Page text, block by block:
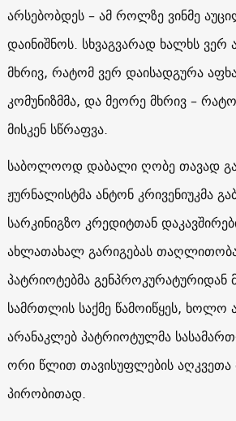
არსებობდეს – ამ როლზე ვინმე
დაინიშნოს. სხვაგვარად ხალხს ვერ
მხრივ, რატომ ვერ დაისადგურა
კომუნიზმმა, და მეორე მხრივ –
მისკენ სწრაფვა.
საბოლოოდ დაბალი ღობე თავად
ჟურნალისტმა ანტონ კრივენიუკმა
სარკინიგზო კრედიტთან
ახლათახალ გარიგებას
პატრიოტებმა გენპროკურატურიდან
სამრთლის საქმე წამოიწყეს, ხოლო
არანაკლებ პატრიოტულმა
ორი წლით თავისუფლების აღკვეთა
პირობითად.